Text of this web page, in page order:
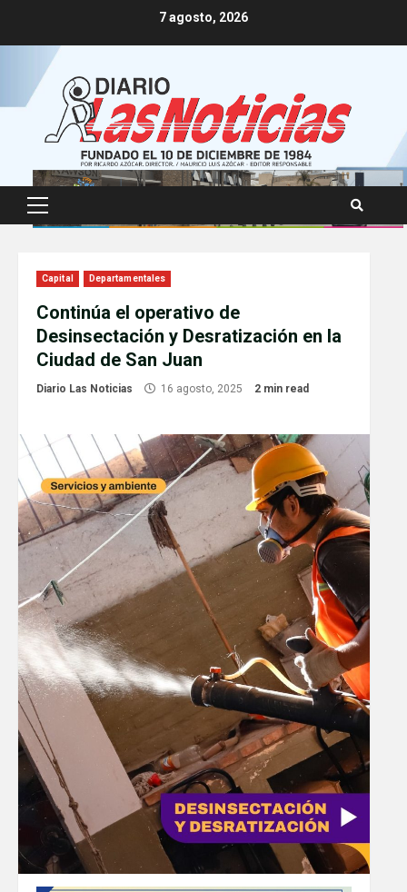
7 agosto, 2026
Primary
Menu
Capital Departamentales
Continúa el operativo de
Desinsectación y Desratización en la
Ciudad de San Juan
Diario Las Noticias 16 agosto, 2025 2 min read